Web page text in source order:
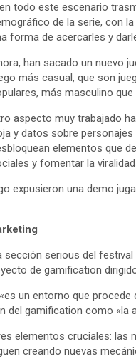
todo este escenario
de la serie, con
forma de acercarles y
han sacado un nuevo
más casual, que son
más masculino
aspecto muy trabajado
y datos sobre
elementos que
y fomentar la
expusieron una demo
serious del
de gamification
un entorno que
gamification como
elementos cruciales:
creando nuevas